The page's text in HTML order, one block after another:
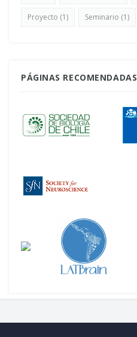
Proyecto (1) Seminario (1)
PÁGINAS RECOMENDADAS